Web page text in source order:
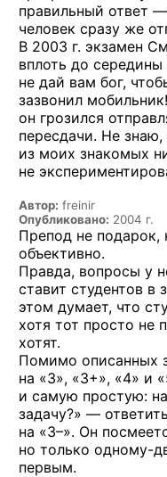
правильный ответ —
человек сразу же
В 2003 г. экзамен
вплоть до середины
не дай вам бог,
зазвонил мобильник!
он грозился
пересдачи. Не знаю,
из моих знакомых
не
Автор: freinir
Опубликовано: 2004 г.
Препод не подарок,
объективно.
Правда, вопросы у
ставит студентов в
этом думает, что
хотя тот просто не
хотят.
Помимо описанных
на «3», «3+», «4» и
и самую простую:
задачу?» —
на «3–». Он
но только одному-
первым.